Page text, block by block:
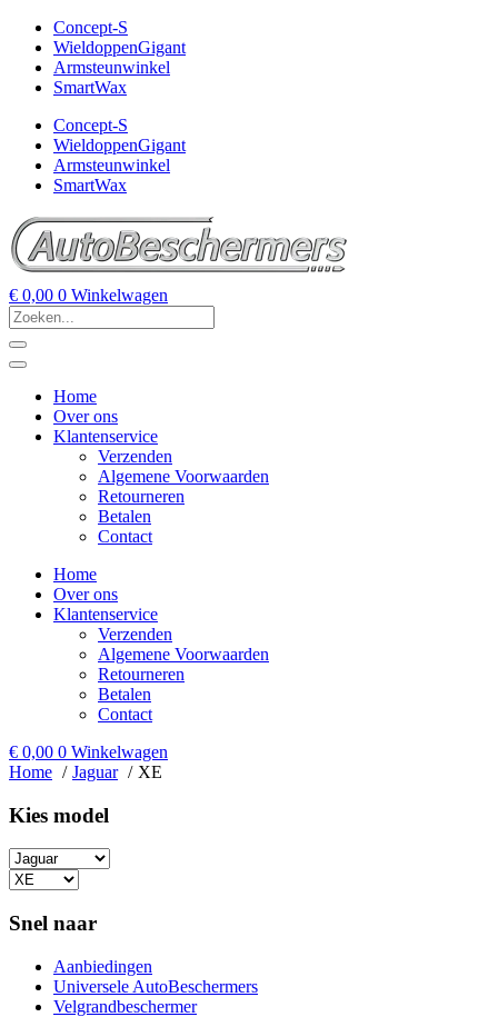
Concept-S
WieldoppenGigant
Armsteunwinkel
SmartWax
Concept-S
WieldoppenGigant
Armsteunwinkel
SmartWax
€ 0,00 0 Winkelwagen
Home
Over ons
Klantenservice
Verzenden
Algemene Voorwaarden
Retourneren
Betalen
Contact
Home
Over ons
Klantenservice
Verzenden
Algemene Voorwaarden
Retourneren
Betalen
Contact
€ 0,00 0 Winkelwagen
Home
Jaguar XE
Kies model​
Snel naar
Aanbiedingen
Universele AutoBeschermers
Velgrandbeschermer